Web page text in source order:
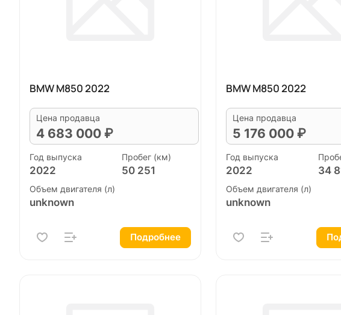
BMW M850 2022
Цена продавца
4 683 000 ₽
Год выпуска
2022
Пробег (км)
50 251
Объем двигателя (л)
unknown
Подробнее
BMW M850 2022
Цена продавца
5 176 000 ₽
Год выпуска
2022 34
Объем двигателя (л)
unknown